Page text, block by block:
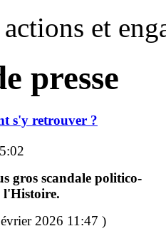
et
presse
s'y retrouver ?
gros scandale politico-
l'Histoire.
2026 11:47 )